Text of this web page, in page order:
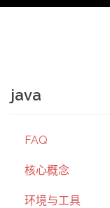
java
FAQ
核心概念
环境与工具